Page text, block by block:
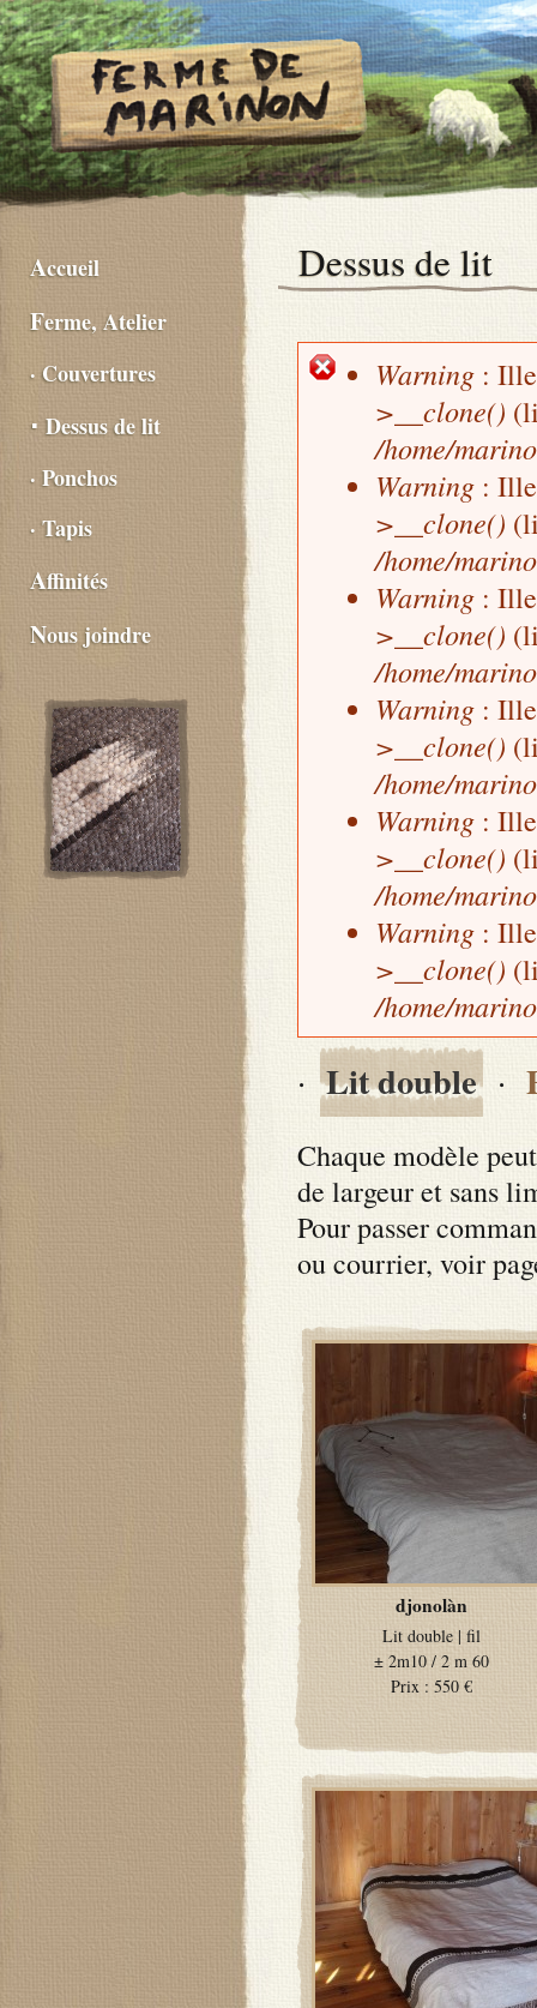
Dessus de lit
Message d'erreur
Warning :
>__clone()
/home/
Warning :
>__clone()
/home/
Warning :
>__clone()
/home/
Warning :
>__clone()
/home/
Warning :
>__clone()
/home/
Warning :
>__clone()
/home/
· Lit double ·
Chaque modèle
de largeur et sans
Pour passer
ou courrier, voir
djonolàn
Lit double | fil
± 2m10 / 2 m 60
Prix : 550 €
Accueil
Ferme, Atelier
· Couvertures
⋅ Dessus de lit
· Ponchos
· Tapis
Affinités
Nous joindre